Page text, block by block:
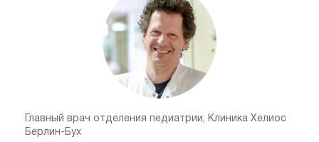
Главный врач отделения педиатрии, Клиника Хелиос
Берлин-Бух